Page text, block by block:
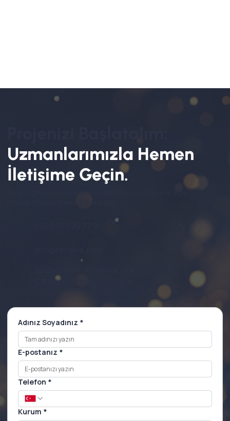
Adınız Soyadınız *
E-postanız *
Telefon *
Kurum *
Uzmanlarımızla Hemen
İletişime Geçin.
Çankaya, Ankara / Türkiye